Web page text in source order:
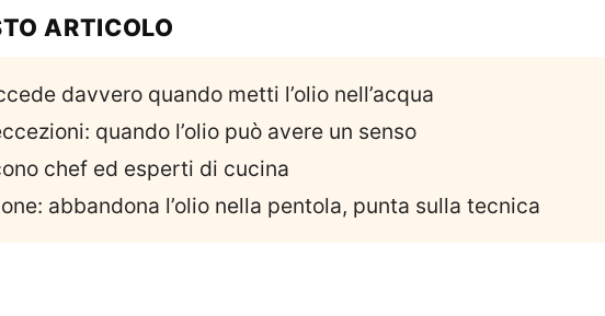
ARTICOLO
davvero quando metti l’olio nell’acqua
quando l’olio può avere un senso
chef ed esperti di cucina
abbandona l’olio nella pentola, punta sulla tecnica